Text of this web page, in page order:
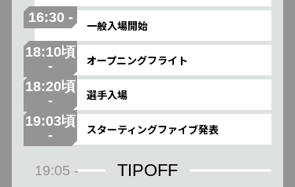
16:30 -
一般入場開始
18:10頃
-
オープニングフライト
18:20頃
-
選手入場
19:03頃
-
スターティングファイブ発表
19:05 - TIPOFF